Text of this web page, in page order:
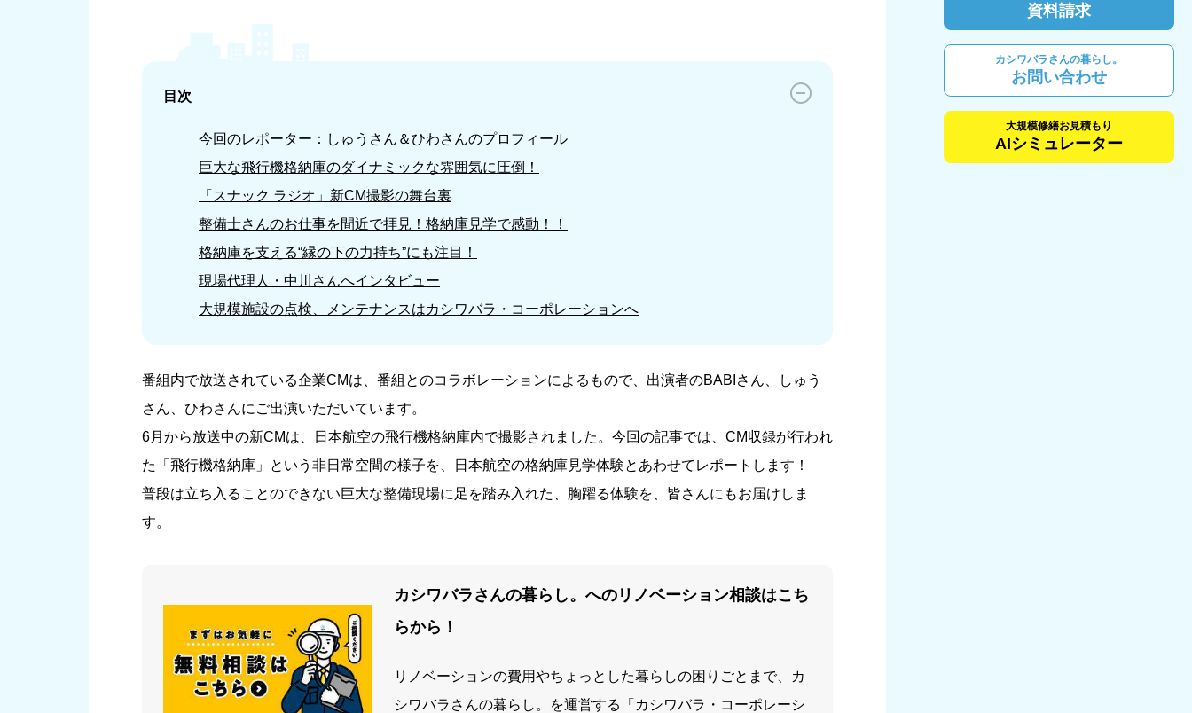
目次
今回のレポーター：しゅうさん＆ひわさんのプロフィール
巨大な飛行機格納庫のダイナミックな雰囲気に圧倒！
「スナック ラジオ」新CM撮影の舞台裏
整備士さんのお仕事を間近で拝見！格納庫見学で感動！！
格納庫を支える“縁の下の力持ち”にも注目！
現場代理人・中川さんへインタビュー
大規模施設の点検、メンテナンスはカシワバラ・コーポレーションへ
番組内で放送されている企業CMは、番組とのコラボレーションによるもので、出演者のBABIさん、しゅう
さん、ひわさんにご出演いただいています。
6月から放送中の新CMは、日本航空の飛行機格納庫内で撮影されました。今回の記事では、CM収録が行われ
た「飛行機格納庫」という非日常空間の様子を、日本航空の格納庫見学体験とあわせてレポートします！
普段は立ち入ることのできない巨大な整備現場に足を踏み入れた、胸躍る体験を、皆さんにもお届けしま
す。
カシワバラさんの暮らし。へのリノベーション相談はこち
らから！
リノベーションの費用やちょっとした暮らしの困りごとまで、カ
シワバラさんの暮らし。を運営する「カシワバラ・コーポレーシ
資料請求
カシワバラさんの暮らし。
お問い合わせ
大規模修繕お見積もり
AIシミュレーター